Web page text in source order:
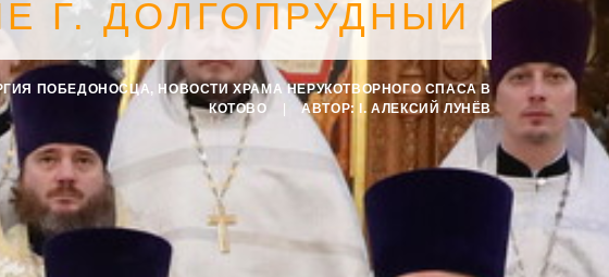
Г. ДОЛГОПРУДНЫЙ
ПОБЕДОНОСЦА, НОВОСТИ ХРАМА НЕРУКОТВОРНОГО СПАСА В
КОТОВО
АВТОР: I. АЛЕКСИЙ ЛУНЁВ